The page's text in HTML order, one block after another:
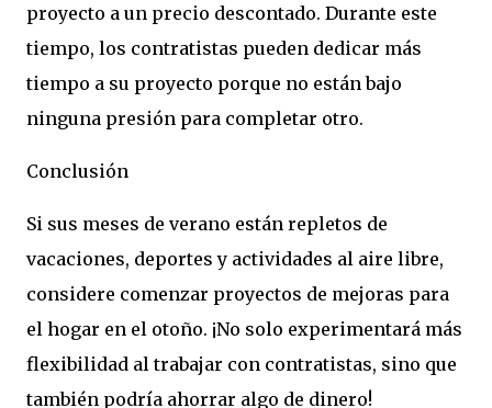
proyecto a un precio descontado. Durante este
tiempo, los contratistas pueden dedicar más
tiempo a su proyecto porque no están bajo
ninguna presión para completar otro.
Conclusión
Si sus meses de verano están repletos de
vacaciones, deportes y actividades al aire libre,
considere comenzar proyectos de mejoras para
el hogar en el otoño. ¡No solo experimentará más
flexibilidad al trabajar con contratistas, sino que
también podría ahorrar algo de dinero!